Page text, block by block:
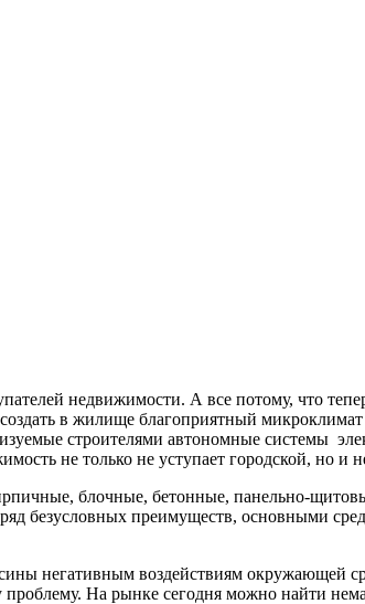
недвижимости. А все потому, что
в жилище благоприятный микроклимат
строителями автономные системы
не только не уступает городской, но и
блочные, бетонные, панельно-
безусловных преимуществ, основными
негативным воздействиям окружающей
На рынке сегодня можно найти